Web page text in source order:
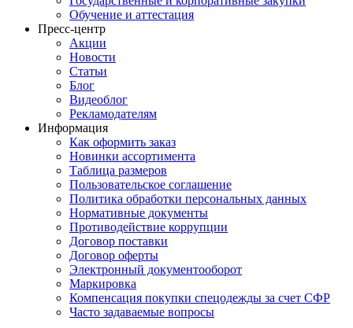
Обучение и аттестация
Пресс-центр
Акции
Новости
Статьи
Блог
Видеоблог
Рекламодателям
Информация
Как оформить заказ
Новинки ассортимента
Таблица размеров
Пользовательское соглашение
Политика обработки персональных данных
Нормативные документы
Противодействие коррупции
Договор поставки
Договор оферты
Электронный документооборот
Маркировка
Компенсация покупки спецодежды за счет СФР
Часто задаваемые вопросы